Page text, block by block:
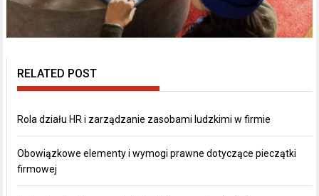
RELATED POST
Rola działu HR i zarządzanie zasobami ludzkimi w firmie
Obowiązkowe elementy i wymogi prawne dotyczące pieczątki
firmowej